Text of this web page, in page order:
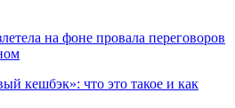
на фоне провала переговоров
кешбэк»: что это такое и как